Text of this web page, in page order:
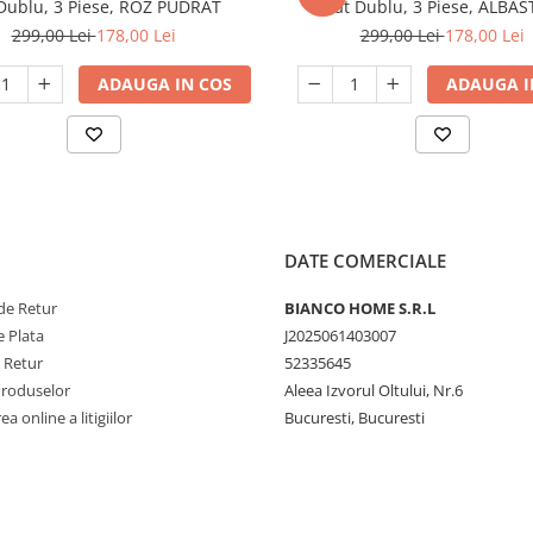
3 Piese, ROZ PUDRAT
299,00 Lei178,00 Lei
ADAUGA IN COS
Pat Dublu, 3 Piese,
299,00 Lei178,00 Lei
ADAUGA
Retur
Plata
Retur
online a litigiilor
DATE COMERCIALE
BIANCO HOME S.R.L
J2025061403007
52335645
Aleea Izvorul Oltului, Nr.6
Bucuresti, Bucuresti